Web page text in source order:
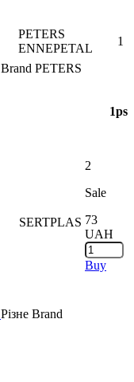
PETERS
ENNEPETAL
1
Brand PETERS
1ps
SERTPLAS
2
Sale
73
UAH
Buy
Різне Brand